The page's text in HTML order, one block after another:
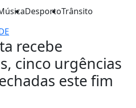
DesportoTrânsito
recebe
cinco urgências
este fim